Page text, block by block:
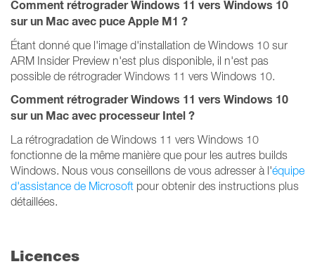
Comment rétrograder Windows 11 vers Windows 10
sur un Mac avec puce Apple M1 ?
Étant donné que l'image d'installation de Windows 10 sur
ARM Insider Preview n'est plus disponible, il n'est pas
possible de rétrograder Windows 11 vers Windows 10.
Comment rétrograder Windows 11 vers Windows 10
sur un Mac avec processeur Intel ?
La rétrogradation de Windows 11 vers Windows 10
fonctionne de la même manière que pour les autres builds
Windows. Nous vous conseillons de vous adresser à l'équipe
d'assistance de Microsoft pour obtenir des instructions plus
détaillées.
Licences